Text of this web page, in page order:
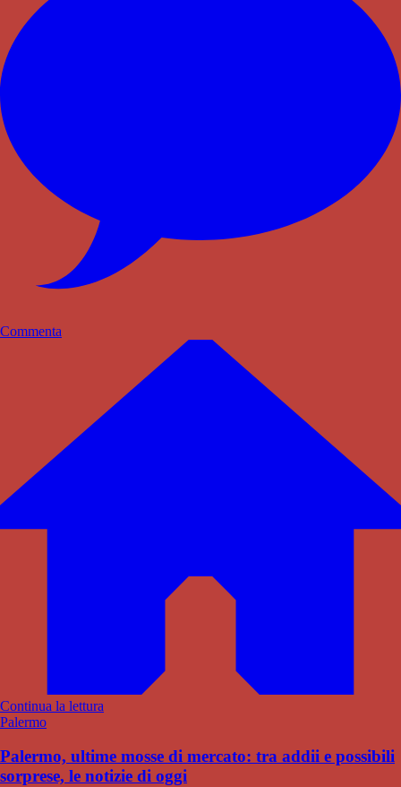
Commenta
Continua la lettura
Palermo
Palermo, ultime mosse di mercato: tra addii e possibili
sorprese, le notizie di oggi